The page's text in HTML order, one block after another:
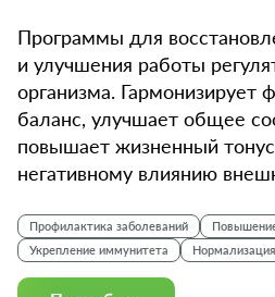
Программы для
и улучшения работы
организма. Гармонизирует
баланс, улучшает общее
повышает жизненный тонус
негативному влиянию
Профилактика заболеваний
Укрепление иммунитета